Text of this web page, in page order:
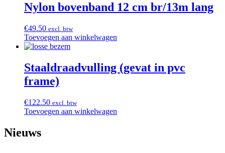
Nylon bovenband 12 cm br/13m lang
€49.50 excl. btw
Toevoegen aan winkelwagen
Staaldraadvulling (gevat in pvc
frame)
€122.50 excl. btw
Toevoegen aan winkelwagen
Nieuws